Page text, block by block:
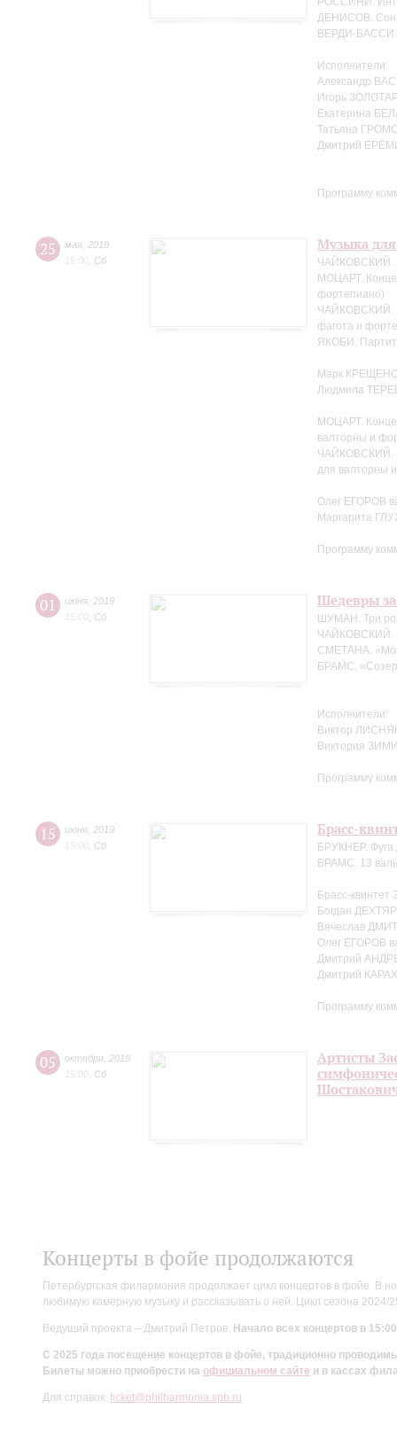
ДЕНИСОВ.
ВЕРДИ-БАССИ.
Исполнители:
Александр
Игорь
Екатерина
Татьяна
Дмитрий
Программу
25 мая 2019
15:00 Сб
Музыка
ЧАЙКОВСКИЙ.
МОЦАРТ.
фортепиано)
ЧАЙКОВСКИЙ.
фагота и
ЯКОБИ.
Марк
Людмила
МОЦАРТ.
валторны и
ЧАЙКОВСКИЙ.
для валторны
Олег ЕГОРОВ
Маргарита
Программу
01 июня 2019
15:00 Сб
Шедевры
ШУМАН. Три
ЧАЙКОВСКИЙ.
СМЕТАНА.
БРАМС.
Исполнители:
Виктор
Виктория
Программу
15 июня 2019
15:00 Сб
Брасс-
БРУКНЕР. Фуга
БРАМС. 13
Брасс-квинтет
Богдан
Вячеслав
Олег ЕГОРОВ
Дмитрий
Дмитрий
Программу
05 октября 2019
15:00 Сб
Артисты
Концерты в фойе продолжаются
Петербургская филармония продолжает цикл концертов в фойе. В
любимую камерную музыку и рассказывать о ней. Цикл сезона
Ведущий проекта – Дмитрий Петров. Начало всех концертов в
С 2025 года посещение концертов в фойе, традиционно
Билеты можно приобрести на официальном сайте и в кассах
Для справок: ticket@philharmonia.spb.ru